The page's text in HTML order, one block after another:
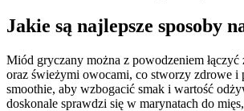
Jakie są najlepsze sposoby
Miód gryczany można z powodzeniem
oraz świeżymi owocami, co stworzy zdrowe i
smoothie, aby wzbogacić smak i wartość
doskonale sprawdzi się w marynatach do